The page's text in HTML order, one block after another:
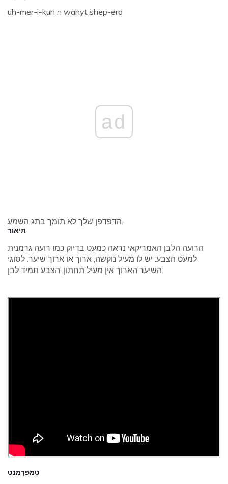
uh-mer-i-kuh n wahyt shep-erd
ad
הדפדפן שלך לא תומך בתג השמע.
תיאור
הרועה הלבן האמריקאי נראה כמעט בדיוק כמו רועה גרמנית
למעט הצבע. יש לו מעיל נוקשה, ארוך או ארוך שיער. לסוגי
השיער הארוך אין מעיל תחתון. הצבע תמיד לבן.
טֶמפֶּרָמֶנט